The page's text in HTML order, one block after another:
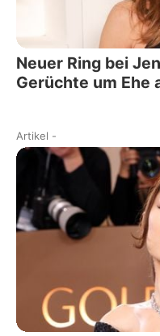
Neuer Ring bei
Gerüchte um Ehe
Artikel -